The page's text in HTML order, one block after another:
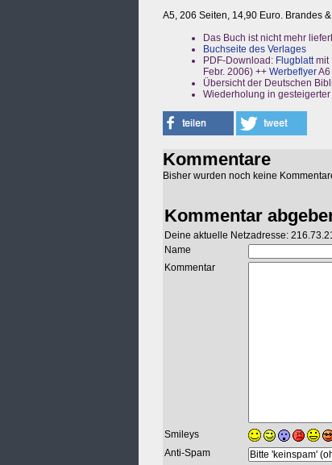
A5, 206 Seiten, 14,90 Euro. Brandes
Das Buch ist nicht mehr
Buchseite des Verlages
PDF-Download: Flugblattmit
Febr. 2006) ++ Werbeflyer
Übersicht der Deutschen
Wiederholung in gesteigerter
Kommentare
Bisher wurden noch keine
Kommentar
Deine aktuelle Netzadresse:
Name
Kommentar
Smileys
Anti-Spam